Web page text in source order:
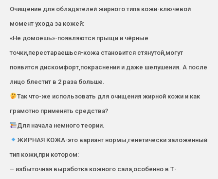
Очищение для обладателей жирного типа кожи-ключевой
момент ухода за кожей:
«Не домоешь»-появляются прыщи и чёрные
точки,перестараешься-кожа становится стянутой,могут
появится дискомфорт,покраснения и даже шелушения. А после
лицо блестит в 2 раза больше.
Так что-же использовать для очищения жирной кожи и как
грамотно применять средства?
Для начала немного теории.
ЖИРНАЯ КОЖА-это вариант нормы,генетически заложенный
тип кожи,при котором:
– избыточная выработка кожного сала,особенно в Т-